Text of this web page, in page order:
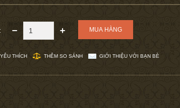
THÍCH THÊM SO SÁNH GIỚI THIỆU VỚI BẠN BÈ